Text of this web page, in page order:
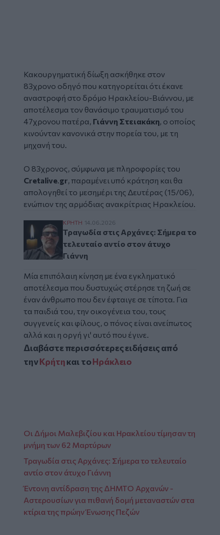
Κακουργηματική δίωξη ασκήθηκε στον
83χρονο οδηγό που κατηγορείται ότι έκανε
αναστροφή στο δρόμο Ηρακλείου-Βιάννου, με
αποτέλεσμα τον θανάσιμο τραυματισμό του
47χρονου πατέρα, Γιάννη Στειακάκη, ο οποίος
κινούνταν κανονικά στην πορεία του, με τη
μηχανή του.
Ο 83χρονος, σύμφωνα με πληροφορίες του
Cretalive.gr, παραμένει υπό κράτηση και θα
απολογηθεί το μεσημέρι της Δευτέρας (15/06),
ενώπιον της αρμόδιας ανακρίτριας Ηρακλείου.
Τραγωδία στις Αρχάνες: Σήμερα το
ΚΡΗΤΗ 14.06.2026
Τραγωδία στις Αρχάνες: Σήμερα το
τελευταίο αντίο στον άτυχο
Γιάννη
Μία επιπόλαιη κίνηση με ένα εγκληματικό
αποτέλεσμα που δυστυχώς στέρησε τη ζωή σε
έναν άνθρωπο που δεν έφταιγε σε τίποτα. Για
τα παιδιά του, την οικογένεια του, τους
συγγενείς και φίλους, ο πόνος είναι ανείπωτος
αλλά και η οργή γι' αυτό που έγινε.
Διαβάστε περισσότερες ειδήσεις από
τηνΚρήτηκαι τοΗράκλειο
Οι Δήμοι Μαλεβιζίου και Ηρακλείου τίμησαν τη
μνήμη των 62 Μαρτύρων
Τραγωδία στις Αρχάνες: Σήμερα το τελευταίο
αντίο στον άτυχο Γιάννη
Έντονη αντίδραση της ΔΗΜΤΟ Αρχανών -
Αστερουσίων για πιθανή δομή μεταναστών στα
κτίρια της πρώην Ένωσης Πεζών